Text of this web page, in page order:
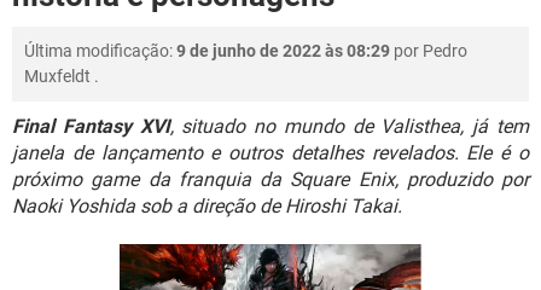
INSTAGRAM GMAIL
OUTLOOK
INSTAGRAM GMAIL
GUIA DE COMPRAS
FÓRUM
JOGOS WHATSAPP
OUTLOOK EXCEL
INSTAGRAM GMAIL
GUIA DE COMPRAS
GLOSSÁRIO
JOGOS WHATSAPP
CELULAR FACEBOOK
OUTLOOK EXCEL
GUIA DE COMPRAS
Última modificação:9 de junho de 2022 às 08:29 por Pedro
Muxfeldt .
Final Fantasy XVI, situado no mundo de Valisthea, já tem
janela de lançamento e outros detalhes revelados. Ele é o
próximo game da franquia da Square Enix, produzido por
Naoki Yoshida sob a direção de Hiroshi Takai.